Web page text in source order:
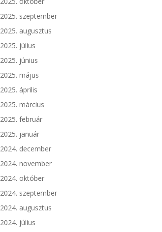
2025. szeptember
2025. augusztus
2025. július
2025. június
2025. május
2025. április
2025. március
2025. február
2025. január
2024. december
2024. november
2024. október
2024. szeptember
2024. augusztus
2024. július